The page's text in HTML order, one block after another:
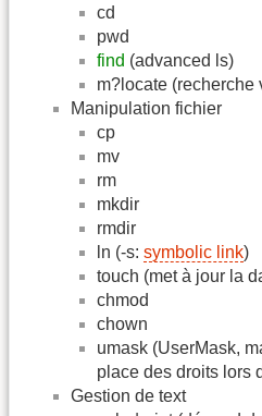
cd
pwd
find (advanced ls)
m?locate (recherche
Manipulation fichier
cp
mv
rm
mkdir
rmdir
ln (-s: symbolic link)
touch (met à jour la
chmod
chown
umask (UserMask,
place des droits lors
Gestion de text